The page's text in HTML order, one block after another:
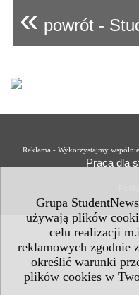
Grupa
używają plików
celu realizacji
reklamowych zgodnie z
określić warunki
plików cookies w
« powrót -
Reklama - Wykorzystajmy
Praca dla